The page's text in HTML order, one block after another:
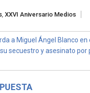
, XXVI Aniversario Medios
a Miguel Ángel Blanco en
secuestro y asesinato por